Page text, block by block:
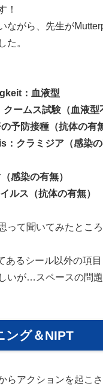
！
ながら、先生が
た。
：血液型
ムス試験（血液型
防接種（抗体の有無
クラミジア（感染の
感染の有無）
ルス（抗体の有無）
って聞いてみたとこ
あるシール以外の項
いが…スペースの問題
ング＆NIPT
らアクションを起こ